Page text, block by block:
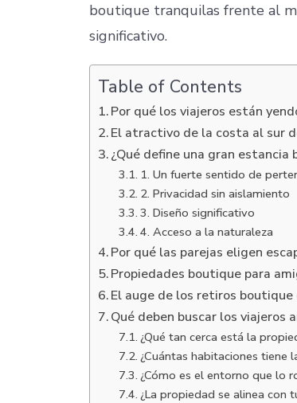
boutique tranquilas frente al
significativo.
Table of Contents
Por qué los viajeros están
El atractivo de la costa al sur
¿Qué define una gran
1. Un fuerte sentido de
2. Privacidad sin aislamiento
3. Diseño significativo
4. Acceso a la naturaleza
Por qué las parejas eligen
Propiedades boutique para
El auge de los retiros boutique
Qué deben buscar los viajeros
¿Qué tan cerca está la
¿Cuántas habitaciones tiene
¿Cómo es el entorno que lo
¿La propiedad se alinea con